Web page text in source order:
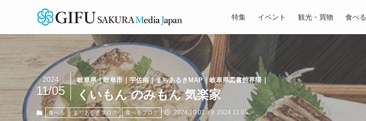
特集 イベント 観光・買物 食べる
岐阜県｜岐阜市｜宇佐南｜まちあるきMAP｜岐阜県図書館界隈｜
くいもん のみもん 気楽家
2024
11/05
食べる まちあるきブログ 食べるブログ 2024.10.01 2024.11.05